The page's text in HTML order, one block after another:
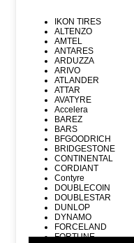
IKON TIRES
ALTENZO
AMTEL
ANTARES
ARDUZZA
ARIVO
ATLANDER
ATTAR
AVATYRE
Accelera
BAREZ
BARS
BFGOODRICH
BRIDGESTONE
CONTINENTAL
CORDIANT
Contyre
DOUBLECOIN
DOUBLESTAR
DUNLOP
DYNAMO
FORCELAND
FORTUNE